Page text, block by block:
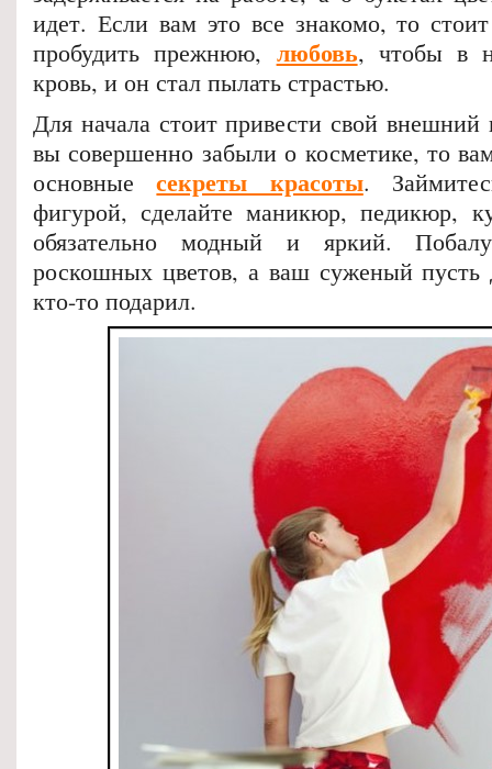
идет. Если вам это все знакомо, то
пробудить прежнюю, любовь, чтобы в
кровь, и он стал пылать страстью.
Для начала стоит привести свой
вы совершенно забыли о косметике, то
основныесекреты красоты.
фигурой, сделайте маникюр, педикюр,
обязательно модный и яркий.
роскошных цветов, а ваш суженый пусть
кто-то подарил.